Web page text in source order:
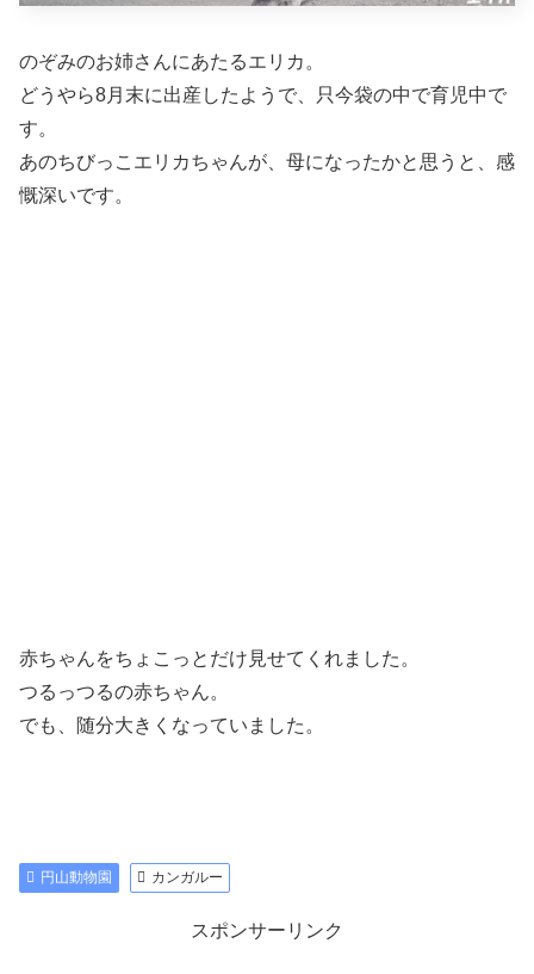
のぞみのお姉さんにあたるエリカ。
どうやら8月末に出産したようで、只今袋の中で育児中で
す。
あのちびっこエリカちゃんが、母になったかと思うと、感
慨深いです。
赤ちゃんをちょこっとだけ見せてくれました。
つるっつるの赤ちゃん。
でも、随分大きくなっていました。
円山動物園 カンガルー
スポンサーリンク